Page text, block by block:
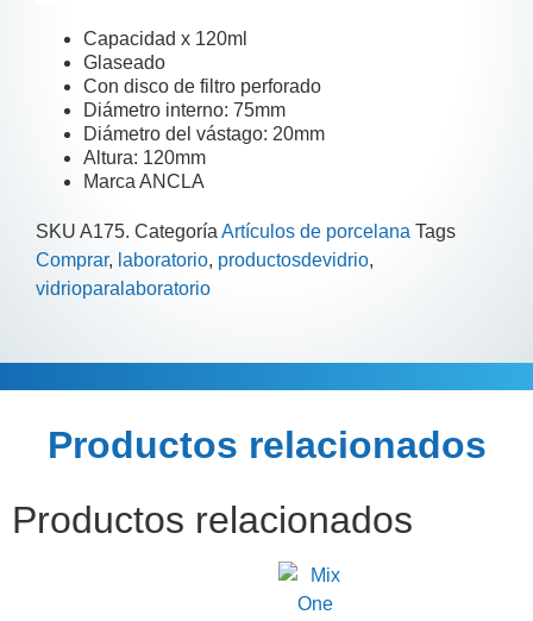
Capacidad x 120ml
Glaseado
Con disco de filtro perforado
Diámetro interno: 75mm
Diámetro del vástago: 20mm
Altura: 120mm
Marca ANCLA
SKU A175. Categoría Artículos de porcelana Tags
Comprar, laboratorio, productosdevidrio,
vidrioparalaboratorio
Descripción Información adicional
Productos relacionados
Productos relacionados